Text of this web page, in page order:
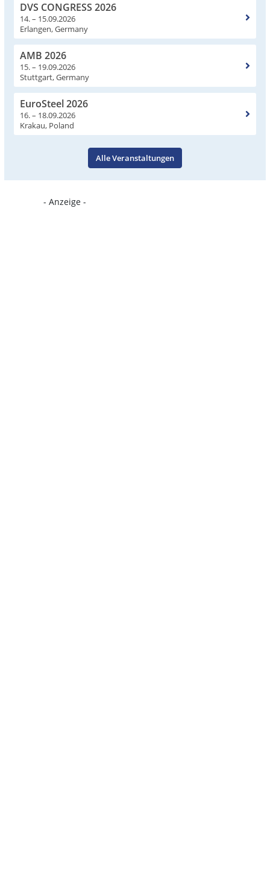
DVS CONGRESS 2026
14. – 15.09.2026
Erlangen, Germany
AMB 2026
15. – 19.09.2026
Stuttgart, Germany
EuroSteel 2026
16. – 18.09.2026
Krakau, Poland
Alle Veranstaltungen
- Anzeige -